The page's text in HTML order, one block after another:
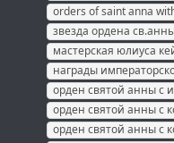
orders of saint anna
звезда ордена
мастерская юлиуса
награды
орден святой анны с
орден святой анны с
орден святой анны с